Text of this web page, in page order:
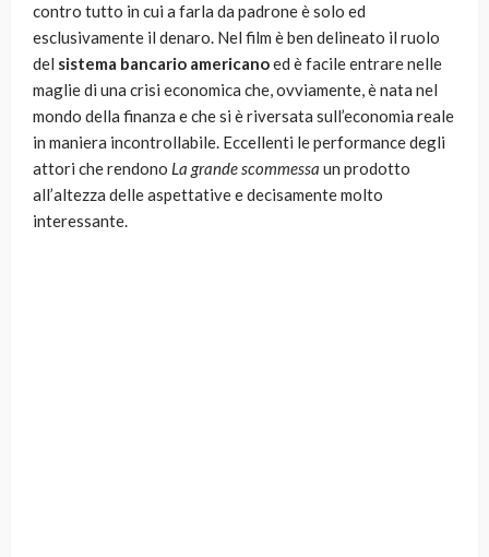
contro tutto in cui a farla da padrone è solo ed
esclusivamente il denaro. Nel film è ben delineato il ruolo
del sistema bancario americanoed è facile entrare nelle
maglie di una crisi economica che, ovviamente, è nata nel
mondo della finanza e che si è riversata sull’economia reale
in maniera incontrollabile. Eccellenti le performance degli
attori che rendono La grande scommessa un prodotto
all’altezza delle aspettative e decisamente molto
interessante.